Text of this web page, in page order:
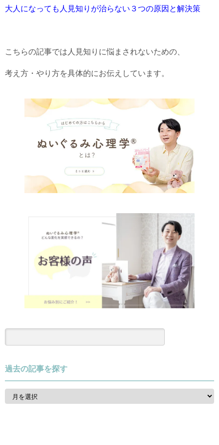
大人になっても人見知りが治らない３つの原因と解決策
こちらの記事では人見知りに悩まされないための、
考え方・やり方を具体的にお伝えしています。
過去の記事を探す